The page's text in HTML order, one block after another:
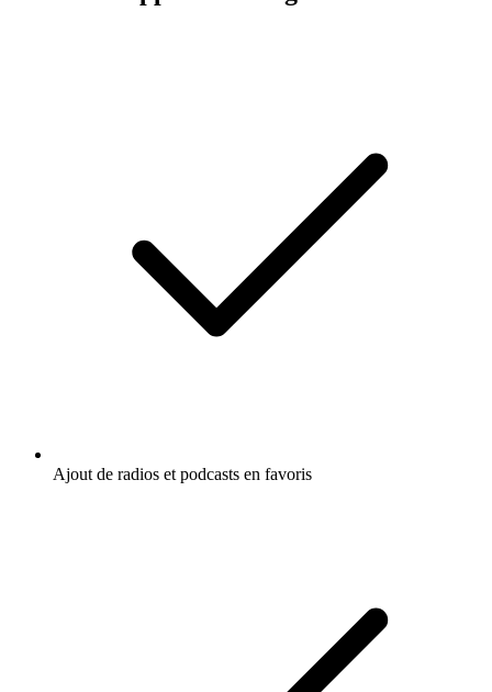
Ajout de radios et podcasts en favoris